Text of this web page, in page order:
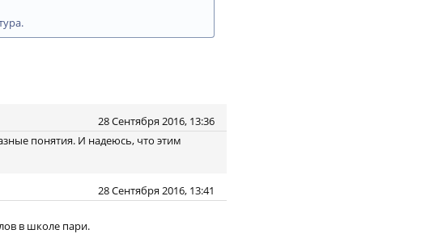
28 Сентября 2016, 13:36
понятия. И надеюсь, что этим
28 Сентября 2016, 13:41
в школе пари.